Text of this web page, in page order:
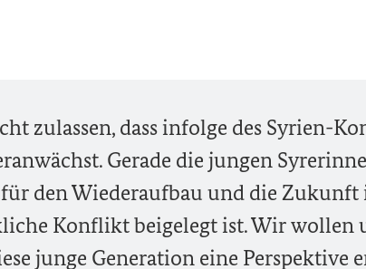
zulassen, dass infolge des Syrien-
Gerade die jungen
den Wiederaufbau und die Zukunft
Konflikt beigelegt ist. Wir wollen
junge Generation eine Perspektive